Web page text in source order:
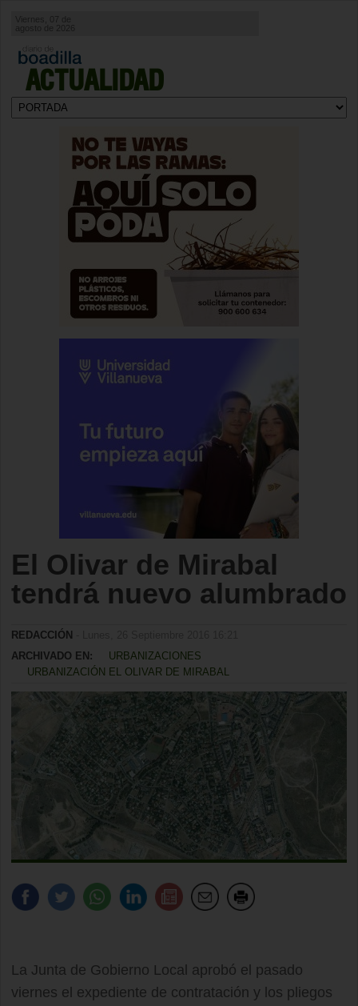
ACTUALIDAD
agosto de 2026
El Olivar de Mirabal
tendrá nuevo alumbrado
REDACCIÓN
ARCHIVADO EN:
URBANIZACIONES
URBANIZACIÓN EL OLIVAR DE MIRABAL
La Junta de Gobierno Local aprobó el pasado
viernes el expediente de contratación y los pliegos